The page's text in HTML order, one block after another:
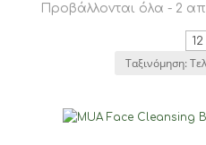
Προβάλλονται όλα - 2